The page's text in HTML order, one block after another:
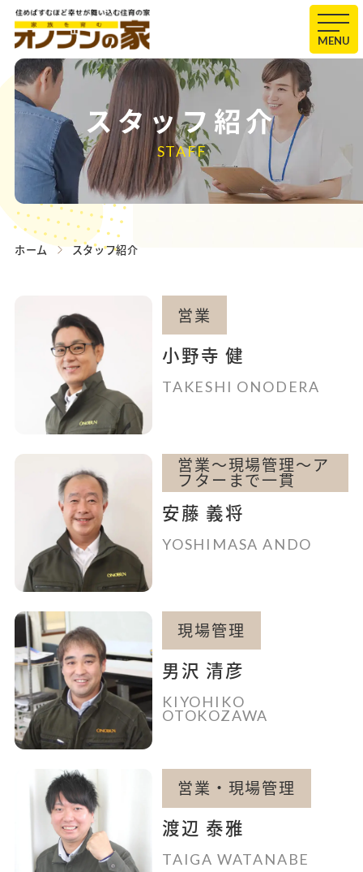
MENU
スタッフ紹介
STAFF
ホーム スタッフ紹介
営業
小野寺 健
TAKESHI ONODERA
営業～現場管理～ア
フターまで一貫
安藤 義将
YOSHIMASA ANDO
現場管理
男沢 清彦
KIYOHIKO
OTOKOZAWA
営業・現場管理
渡辺 泰雅
TAIGA WATANABE